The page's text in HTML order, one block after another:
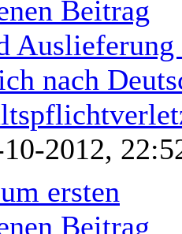
Auslieferung
nach
2012,